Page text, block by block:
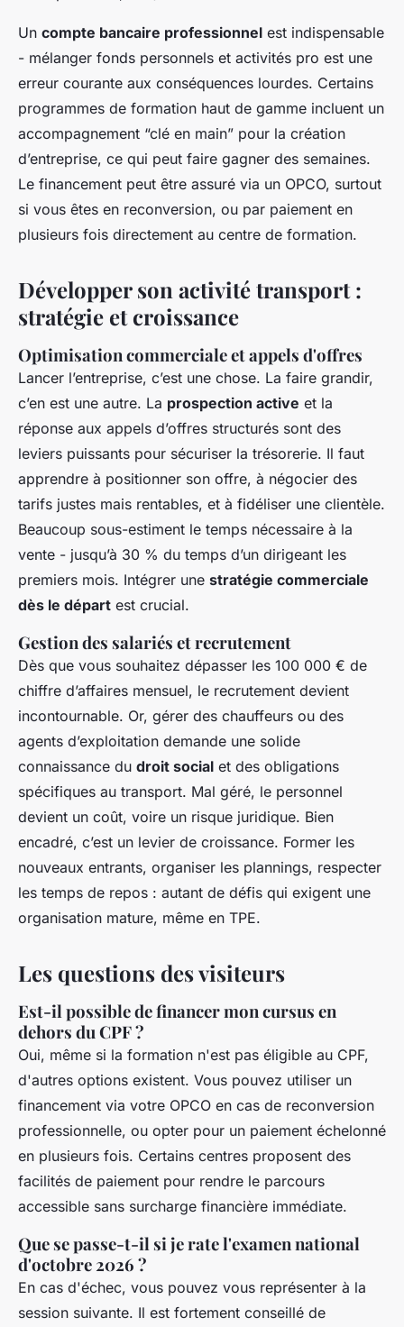
Un compte bancaire professionnel est indispensable
- mélanger fonds personnels et activités pro est une
erreur courante aux conséquences lourdes. Certains
programmes de formation haut de gamme incluent un
accompagnement “clé en main” pour la création
d’entreprise, ce qui peut faire gagner des semaines.
Le financement peut être assuré via un OPCO, surtout
si vous êtes en reconversion, ou par paiement en
plusieurs fois directement au centre de formation.
Développer son activité transport :
stratégie et croissance
Optimisation commerciale et appels d'offres
Lancer l’entreprise, c’est une chose. La faire grandir,
c’en est une autre. La prospection active et la
réponse aux appels d’offres structurés sont des
leviers puissants pour sécuriser la trésorerie. Il faut
apprendre à positionner son offre, à négocier des
tarifs justes mais rentables, et à fidéliser une clientèle.
Beaucoup sous-estiment le temps nécessaire à la
vente - jusqu’à 30 % du temps d’un dirigeant les
premiers mois. Intégrer une stratégie commerciale
dès le départ est crucial.
Gestion des salariés et recrutement
Dès que vous souhaitez dépasser les 100 000 € de
chiffre d’affaires mensuel, le recrutement devient
incontournable. Or, gérer des chauffeurs ou des
agents d’exploitation demande une solide
connaissance du droit social et des obligations
spécifiques au transport. Mal géré, le personnel
devient un coût, voire un risque juridique. Bien
encadré, c’est un levier de croissance. Former les
nouveaux entrants, organiser les plannings, respecter
les temps de repos : autant de défis qui exigent une
organisation mature, même en TPE.
Les questions des visiteurs
Est-il possible de financer mon cursus en
dehors du CPF ?
Oui, même si la formation n'est pas éligible au CPF,
d'autres options existent. Vous pouvez utiliser un
financement via votre OPCO en cas de reconversion
professionnelle, ou opter pour un paiement échelonné
en plusieurs fois. Certains centres proposent des
facilités de paiement pour rendre le parcours
accessible sans surcharge financière immédiate.
Que se passe-t-il si je rate l'examen national
d'octobre 2026 ?
En cas d'échec, vous pouvez vous représenter à la
session suivante. Il est fortement conseillé de